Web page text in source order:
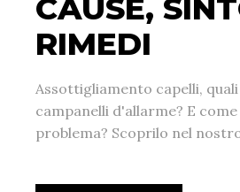
CAUSE,
RIMEDI
Assottigliamento capelli, quali
campanelli d'allarme? E
problema? Scoprilo nel